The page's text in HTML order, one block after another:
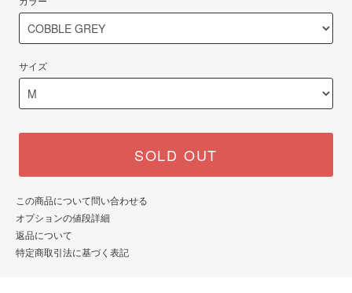
サイズ
SOLD OUT
この商品について問い合わせる
オプションの値段詳細
返品について
特定商取引法に基づく表記